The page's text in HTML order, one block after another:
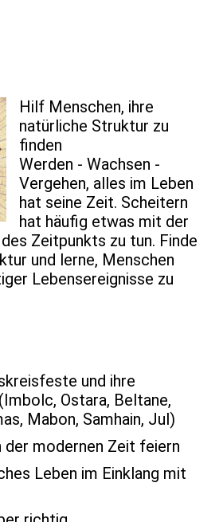
Hilf Menschen, ihre
natürliche Struktur zu
finden
Werden - Wachsen -
Vergehen, alles im Leben
hat seine Zeit. Scheitern
hat häufig etwas mit der
Zeitpunkts zu tun. Finde
und lerne, Menschen
Lebensereignisse zu
und ihre
Ostara, Beltane,
Mabon, Samhain, Jul)
der modernen Zeit feiern
Leben im Einklang mit